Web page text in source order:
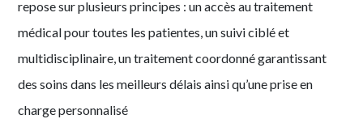
repose sur plusieurs principes : un accès au traitement
médical pour toutes les patientes, un suivi ciblé et
multidisciplinaire, un traitement coordonné garantissant
des soins dans les meilleurs délais ainsi qu’une prise en
charge personnalisé